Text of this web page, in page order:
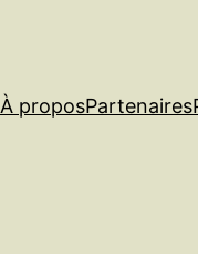
À proposPartenaires